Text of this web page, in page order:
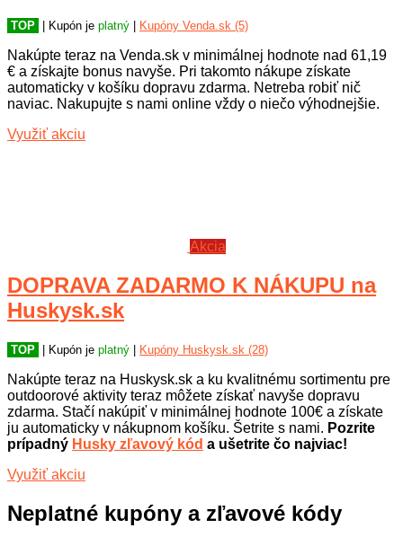
TOP | Kupón je platný Kupóny Venda.sk (5)
Nakúpte teraz na Venda.sk v minimálnej hodnote nad 61,19
€ a získajte bonus navyše. Pri takomto nákupe získate
automaticky v košíku dopravu zdarma. Netreba robiť nič
naviac. Nakupujte s nami online vždy o niečo výhodnejšie.
Využiť akciu
Akcia
DOPRAVA ZADARMO K NÁKUPU na
Huskysk.sk
TOP | Kupón je platný Kupóny Huskysk.sk (28)
Nakúpte teraz na Huskysk.sk a ku kvalitnému sortimentu pre
outdoorové aktivity teraz môžete získať navyše dopravu
zdarma. Stačí nakúpiť v minimálnej hodnote 100€ a získate
ju automaticky v nákupnom košíku. Šetrite s nami. Pozrite
prípadný Husky zľavový kód a ušetrite čo najviac!
Využiť akciu
Neplatné kupóny a zľavové kódy